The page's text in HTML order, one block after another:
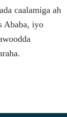
caalamiga ah
Ababa, iyo